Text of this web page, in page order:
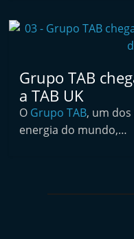
d
e
n
Grupo TAB
a TAB UK
O Grupo TAB, um
energia do mundo,…